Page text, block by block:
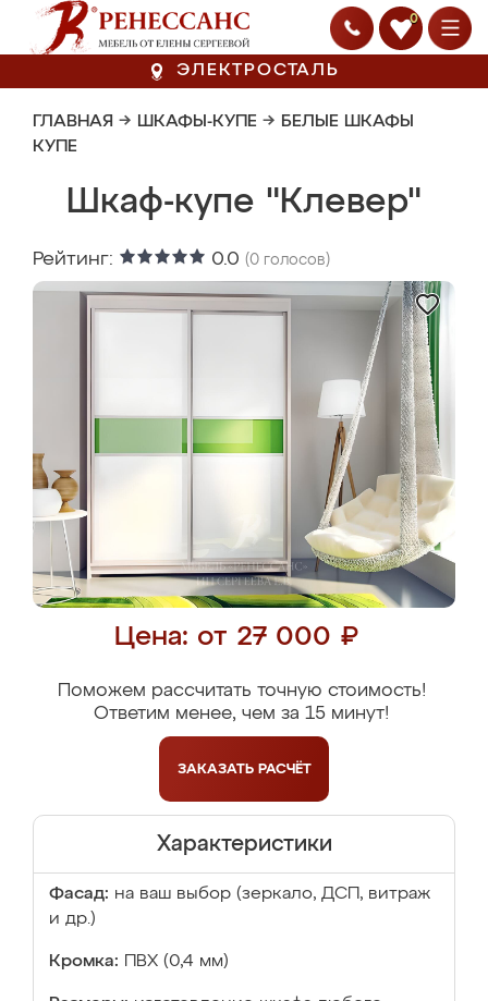
0
ЭЛЕКТРОСТАЛЬ
ГЛАВНАЯ → ШКАФЫ-КУПЕ → БЕЛЫЕ ШКАФЫ
КУПЕ
Шкаф-купе "Клевер"
Рейтинг: 0.0 (0 голосов)
Цена: от 27 000 ₽
Поможем рассчитать точную стоимость!
Ответим менее, чем за 15 минут!
ЗАКАЗАТЬ РАСЧЁТ
Характеристики
Фасад: на ваш выбор (зеркало, ДСП, витраж
и др.)
Кромка: ПВХ (0,4 мм)